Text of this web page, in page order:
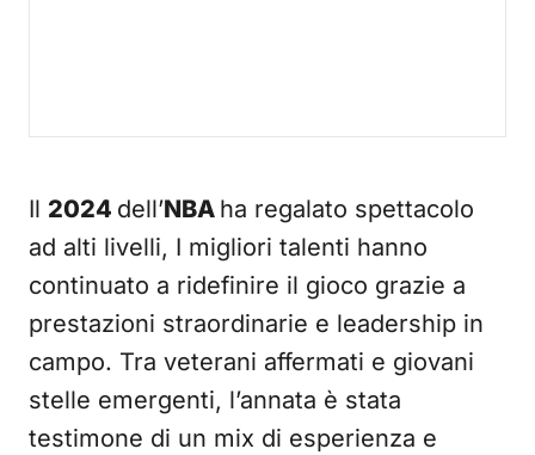
Il 2024 dell’NBA ha regalato spettacolo
ad alti livelli, I migliori talenti hanno
continuato a ridefinire il gioco grazie a
prestazioni straordinarie e leadership in
campo. Tra veterani affermati e giovani
stelle emergenti, l’annata è stata
testimone di un mix di esperienza e